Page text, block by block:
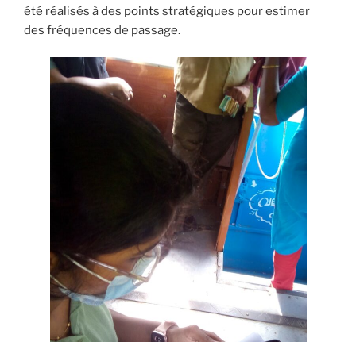
été réalisés à des points stratégiques pour estimer
des fréquences de passage.